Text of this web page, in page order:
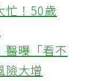
忙！50歲
醫曝「看不
險大增